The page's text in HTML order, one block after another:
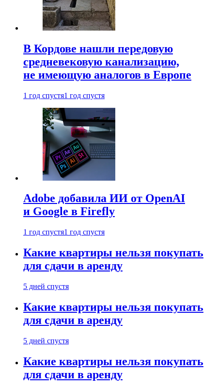
В Кордове нашли передовую
средневековую канализацию,
не имеющую аналогов в Европе
1 год спустя1 год спустя
Adobe добавила ИИ от OpenAI
и Google в Firefly
1 год спустя1 год спустя
Какие квартиры нельзя покупать
для сдачи в аренду
5 дней спустя
Какие квартиры нельзя покупать
для сдачи в аренду
5 дней спустя
Какие квартиры нельзя покупать
для сдачи в аренду